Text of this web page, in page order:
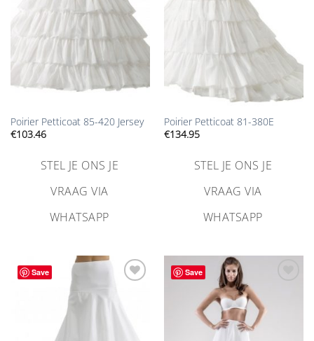
Poirier Petticoat 85-420 Jersey
€103.46
STEL JE ONS JE
VRAAG VIA
WHATSAPP
Poirier Petticoat 81-380E
€134.95
STEL JE ONS JE
VRAAG VIA
WHATSAPP
Save
Save
verlanglijst
toevoegen